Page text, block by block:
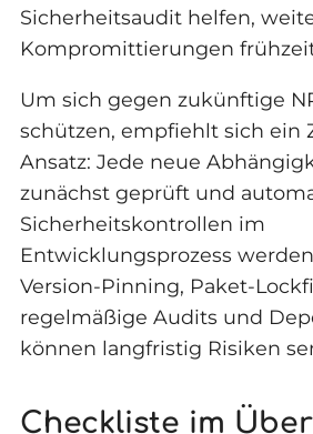
Sicherheitsaudit helfen,
Kompromittierungen
Um sich gegen zukünftige
schützen, empfiehlt sich ein
Ansatz: Jede neue
zunächst geprüft und
Sicherheitskontrollen im
Entwicklungsprozess
Version-Pinning, Paket-
regelmäßige Audits und
können langfristig Risiken
Checkliste im